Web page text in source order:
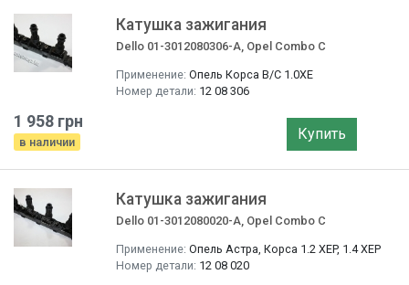
Катушка зажигания
Dello 01-3012080306-A, Opel Combo C
Применение: Опель Корса B/C 1.0XE
Номер детали: 12 08 306
1 958 грн
в наличии Купить
Катушка зажигания
Dello 01-3012080020-A, Opel Combo C
Применение: Опель Астра, Корса 1.2 XEP, 1.4 XEP
Номер детали: 12 08 020